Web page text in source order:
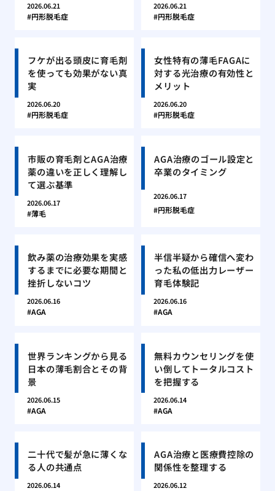
2026.06.21
円形脱毛症
2026.06.21
円形脱毛症
フケが出る頭皮に育毛剤
を使っても効果がない真
実
2026.06.20
円形脱毛症
女性特有の薄毛FAGAに
対する光治療の有効性と
メリット
2026.06.20
円形脱毛症
市販の育毛剤とAGA治療
薬の違いを正しく理解し
て選ぶ基準
2026.06.17
薄毛
AGA治療のゴール設定と
卒業のタイミング
2026.06.17
円形脱毛症
飲み薬の治療効果を実感
するまでに必要な期間と
挫折しないコツ
2026.06.16
AGA
半信半疑から確信へ変わ
った私の低出力レーザー
育毛体験記
2026.06.16
AGA
世界ランキングから見る
日本の薄毛割合とその背
景
2026.06.15
AGA
無料カウンセリングを使
い倒してトータルコスト
を把握する
2026.06.14
AGA
二十代で髪が急に薄くな
る人の共通点
2026.06.14
AGA治療と医療費控除の
関係性を整理する
2026.06.12